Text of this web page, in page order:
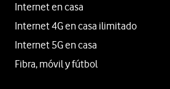
Internet en casa
Internet 4G en casa ilimitado
Internet 5G en casa
Fibra, móvil y fútbol